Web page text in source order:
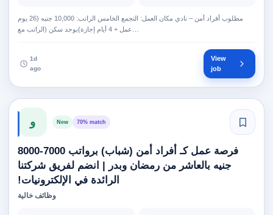
مطلوب أفراد أمن – نادي مكان العمل: التجمع الخامس الراتب: 10,000 جنيه (26 يوم
1d
ago
View
job
و New 70% match
فرصة عمل كـ أفراد أمن (شباب) برواتب 7000-8000
جنيه بالعاشر من رمضان وبدر | انضم لفريق شركتنا
الرائدة في الإلكترونيات!
وظائف خالية